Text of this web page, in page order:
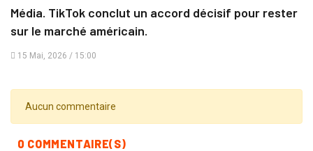
Média. TikTok conclut un accord décisif pour rester
sur le marché américain.
15 Mai, 2026 / 15:00
Aucun commentaire
0 COMMENTAIRE(S)